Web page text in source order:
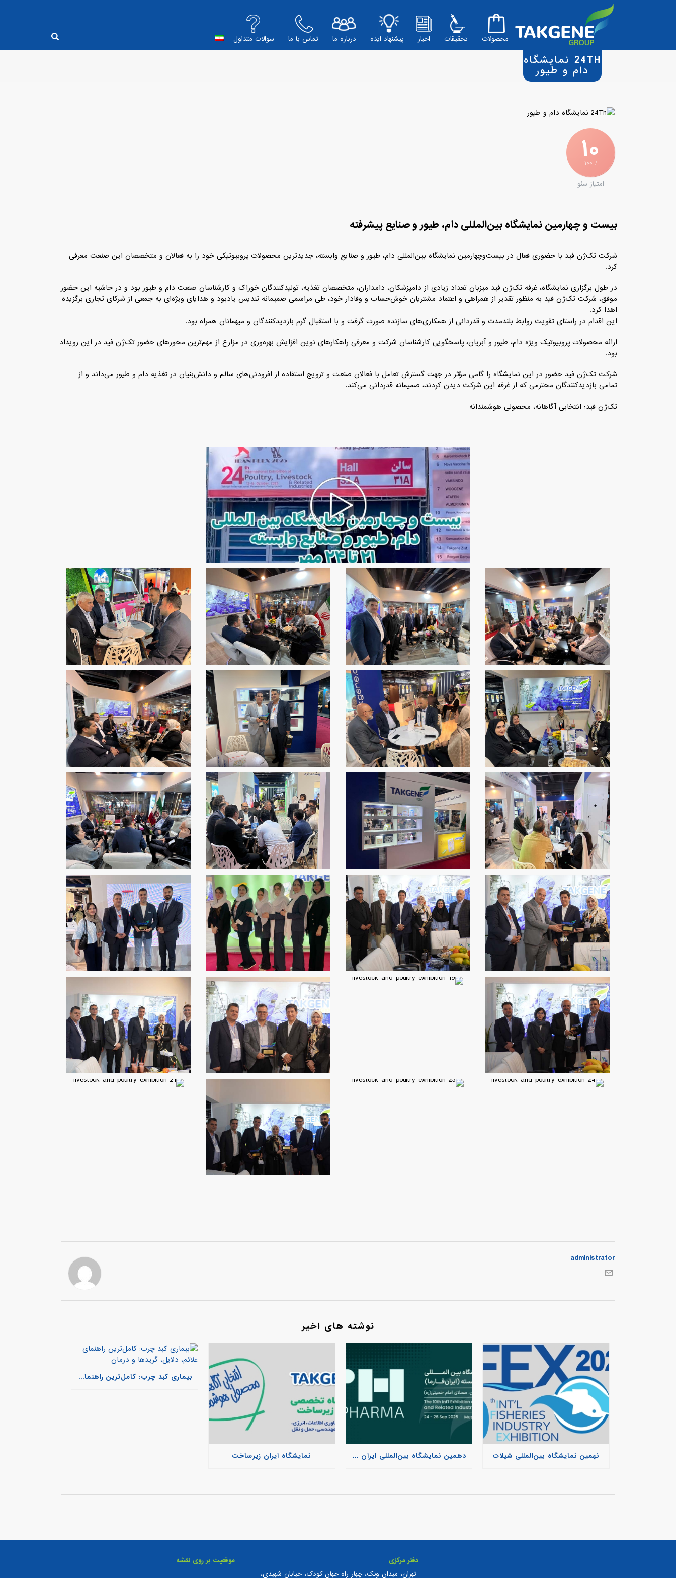
محصولات تحقیقات اخبار پیشنهاد ایده درباره ما تماس با ما سوالات متداول
24TH نمایشگاه
دام و طیور
۱۰
/ ۱۰۰
امتیاز سئو
بیست و چهارمین نمایشگاه بین‌المللی دام، طیور و صنایع پیشرفته
شرکت تک‌ژن فید با حضوری فعال در بیست‌وچهارمین نمایشگاه بین‌المللی دام، طیور و صنایع وابسته، جدیدترین محصولات پروبیوتیکی خود را به فعالان و متخصصان این صنعت معرفی
کرد.
در طول برگزاری نمایشگاه، غرفه تک‌ژن فید میزبان تعداد زیادی از دامپزشکان، دامداران، متخصصان تغذیه، تولیدکنندگان خوراک و کارشناسان صنعت دام و طیور بود و در حاشیه این حضور
موفق، شرکت تک‌ژن فید به منظور تقدیر از همراهی و اعتماد مشتریان خوش‌حساب و وفادار خود، طی مراسمی صمیمانه تندیس یادبود و هدایای ویژه‌ای به جمعی از شرکای تجاری برگزیده
اهدا کرد.
این اقدام در راستای تقویت روابط بلندمدت و قدردانی از همکاری‌های سازنده صورت گرفت و با استقبال گرم بازدیدکنندگان و میهمانان همراه بود.
ارائه محصولات پروبیوتیک ویژه دام، طیور و آبزیان، پاسخگویی کارشناسان شرکت و معرفی راهکارهای نوین افزایش بهره‌وری در مزارع از مهم‌ترین محورهای حضور تک‌ژن فید در این رویداد
بود.
شرکت تک‌ژن فید حضور در این نمایشگاه را گامی مؤثر در جهت گسترش تعامل با فعالان صنعت و ترویج استفاده از افزودنی‌های سالم و دانش‌بنیان در تغذیه دام و طیور می‌داند و از
تمامی بازدیدکنندگان محترمی که از غرفه این شرکت دیدن کردند، صمیمانه قدردانی می‌کند.
تک‌ژن فید؛ انتخابی آگاهانه، محصولی هوشمندانه
administrator
نوشته های اخیر
نهمین نمایشگاه بین‌المللی شیلات دهمین نمایشگاه بین‌المللی ایران فارما نمایشگاه ایران زیرساخت
بیماری کبد چرب: کامل‌ترین راهنمای علائم، دلایل، گریدها و درمان
موقعیت بر روی نقشه
دفتر مرکزی
تهران، میدان ونک، چهار راه جهان کودک، خیابان شهیدی،